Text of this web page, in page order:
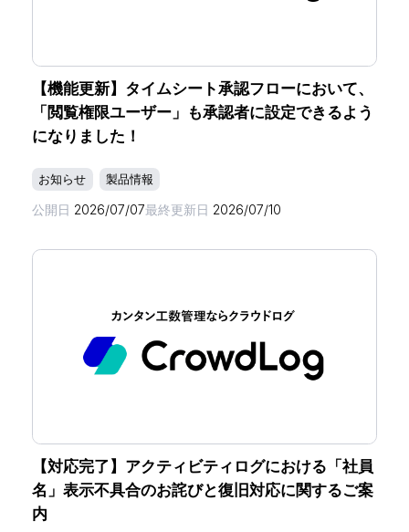
【機能更新】タイムシート承認フローにおいて、
「閲覧権限ユーザー」も承認者に設定できるよう
になりました！
お知らせ 製品情報
公開日 2026/07/07最終更新日 2026/07/10
【対応完了】アクティビティログにおける「社員
名」表示不具合のお詫びと復旧対応に関するご案
内